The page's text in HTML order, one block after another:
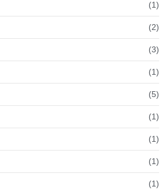
(1)
(2)
(3)
(1)
(5)
(1)
(1)
(1)
(1)